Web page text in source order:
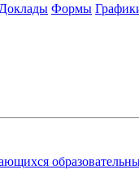
Доклады Формы